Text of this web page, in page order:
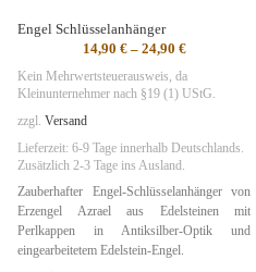
Engel Schlüsselanhänger
14,90 €– 24,90 €
Kein Mehrwertsteuerausweis, da
Kleinunternehmer nach §19 (1) UStG.
zzgl. Versand
Lieferzeit: 6-9 Tage innerhalb Deutschlands.
Zusätzlich 2-3 Tage ins Ausland.
Zauberhafter Engel-Schlüsselanhänger von
Erzengel Azrael aus Edelsteinen mit
Perlkappen in Antiksilber-Optik und
eingearbeitetem Edelstein-Engel.